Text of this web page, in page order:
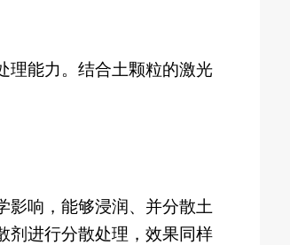
理能力。结合土颗粒的激光
影响，能够浸润、并分散土
剂进行分散处理，效果同样